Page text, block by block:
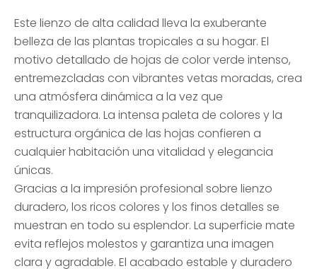
Este lienzo de alta calidad lleva la exuberante
belleza de las plantas tropicales a su hogar. El
motivo detallado de hojas de color verde intenso,
entremezcladas con vibrantes vetas moradas, crea
una atmósfera dinámica a la vez que
tranquilizadora. La intensa paleta de colores y la
estructura orgánica de las hojas confieren a
cualquier habitación una vitalidad y elegancia
únicas.
Gracias a la impresión profesional sobre lienzo
duradero, los ricos colores y los finos detalles se
muestran en todo su esplendor. La superficie mate
evita reflejos molestos y garantiza una imagen
clara y agradable. El acabado estable y duradero